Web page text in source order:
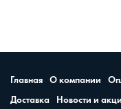
Главная О компании
Доставка
Новости и